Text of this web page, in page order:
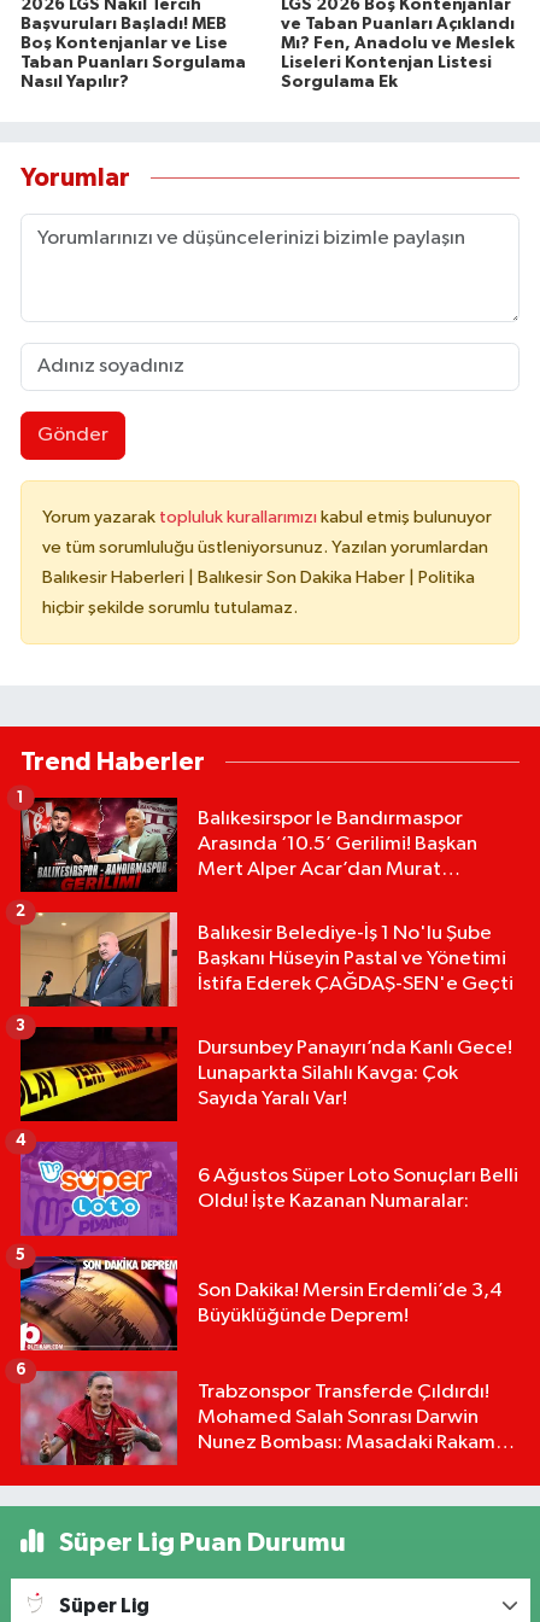
2026 LGS Nakil Tercih
Başvuruları Başladı! MEB
Boş Kontenjanlar ve Lise
Taban Puanları Sorgulama
Nasıl Yapılır?
LGS 2026 Boş Kontenjanlar
ve Taban Puanları Açıklandı
Mı? Fen, Anadolu ve Meslek
Liseleri Kontenjan Listesi
Sorgulama Ek
Yorumlar
Gönder
Yorum yazarak topluluk kurallarımızı kabul etmiş bulunuyor
ve tüm sorumluluğu üstleniyorsunuz. Yazılan yorumlardan
Balıkesir Haberleri | Balıkesir Son Dakika Haber | Politika
hiçbir şekilde sorumlu tutulamaz.
Trend Haberler
Balıkesirspor le Bandırmaspor
Arasında ‘10.5’ Gerilimi! Başkan
Mert Alper Acar’dan Murat
1
Balıkesir Belediye-İş 1 No'lu Şube
Başkanı Hüseyin Pastal ve Yönetimi
İstifa Ederek ÇAĞDAŞ-SEN'e Geçti
2
Dursunbey Panayırı’nda Kanlı Gece!
Lunaparkta Silahlı Kavga: Çok
Sayıda Yaralı Var!
3
6 Ağustos Süper Loto Sonuçları Belli
Oldu! İşte Kazanan Numaralar:
4
Son Dakika! Mersin Erdemli’de 3,4
Büyüklüğünde Deprem!
5
Trabzonspor Transferde Çıldırdı!
Mohamed Salah Sonrası Darwin
Nunez Bombası: Masadaki Rakam
6
Süper Lig Puan Durumu
Süper Lig